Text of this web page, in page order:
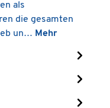
als
die gesamten
un… Mehr